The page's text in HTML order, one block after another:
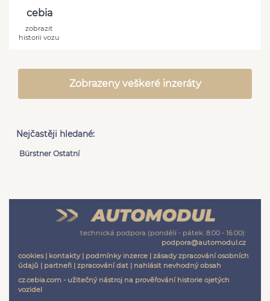
cebia
zobrazit
historii vozu
Zobrazeny veškeré inzeráty
Nejčastěji hledané:
Bürstner Ostatní
technická podpora (pondělí - pátek: 8:00 - 16:00):
podpora@automodul.cz
cookies| kontakty| podmínky inzerce | zásady zpracování osobních
údajů | partneři | zpracování dat | nahlásit nevhodný obsah
cz.cebia.com - užitečný nástroj na prověřování historie ojetých
vozidel